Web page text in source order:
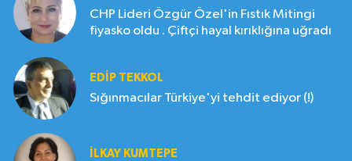
CHP Lideri Özgür Özel'in Fıstık Mitingi
fiyasko oldu . Çiftçi hayal kırıklığına uğradı
EDIP TEKKOL
Sığınmacılar Türkiye'yi tehdit ediyor (!)
İLKAY KUMTEPE